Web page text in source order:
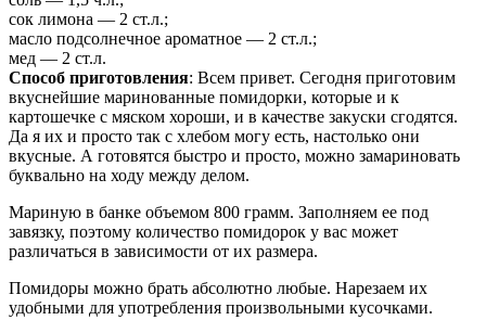
сок лимона — 2 ст.л.;
масло подсолнечное ароматное — 2 ст.л.;
мед — 2 ст.л.
Способ приготовления: Всем привет. Сегодня приготовим
вкуснейшие маринованные помидорки, которые и к
картошечке с мяском хороши, и в качестве закуски сгодятся.
Да я их и просто так с хлебом могу есть, настолько они
вкусные. А готовятся быстро и просто, можно замариновать
буквально на ходу между делом.
Мариную в банке объемом 800 грамм. Заполняем ее под
завязку, поэтому количество помидорок у вас может
различаться в зависимости от их размера.
Помидоры можно брать абсолютно любые. Нарезаем их
удобными для употребления произвольными кусочками.